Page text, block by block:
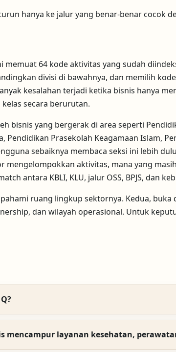
hanya ke jalur yang benar-benar cocok
memuat 64 kode aktivitas yang sudah
divisi di bawahnya, dan memilih
kesalahan terjadi ketika bisnis hanya
secara berurutan.
bisnis yang bergerak di area seperti
Pendidikan Prasekolah Keagamaan Islam,
sebaiknya membaca seksi ini lebih
mengelompokkan aktivitas, mana yang
antara KBLI, KLU, jalur OSS, BPJS, dan
ruang lingkup sektornya. Kedua, buka
dan wilayah operasional. Untuk
mencampur layanan kesehatan,